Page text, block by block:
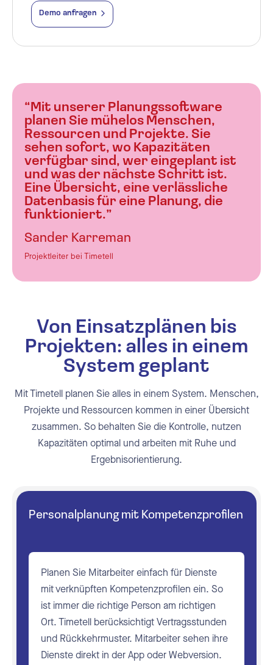
Demo anfragen
“Mit unserer Planungssoftware
planen Sie mühelos Menschen,
Ressourcen und Projekte. Sie
sehen sofort, wo Kapazitäten
verfügbar sind, wer eingeplant ist
und was der nächste Schritt ist.
Eine Übersicht, eine verlässliche
Datenbasis für eine Planung, die
funktioniert.”
Sander Karreman
Projektleiter bei Timetell
Von Einsatzplänen bis
Projekten: alles in einem
System geplant
Mit Timetell planen Sie alles in einem System. Menschen,
Projekte und Ressourcen kommen in einer Übersicht
zusammen. So behalten Sie die Kontrolle, nutzen
Kapazitäten optimal und arbeiten mit Ruhe und
Ergebnisorientierung.
Personalplanung mit Kompetenzprofilen
Planen Sie Mitarbeiter einfach für Dienste
mit verknüpften Kompetenzprofilen ein. So
ist immer die richtige Person am richtigen
Ort. Timetell berücksichtigt Vertragsstunden
und Rückkehrmuster. Mitarbeiter sehen ihre
Dienste direkt in der App oder Webversion.